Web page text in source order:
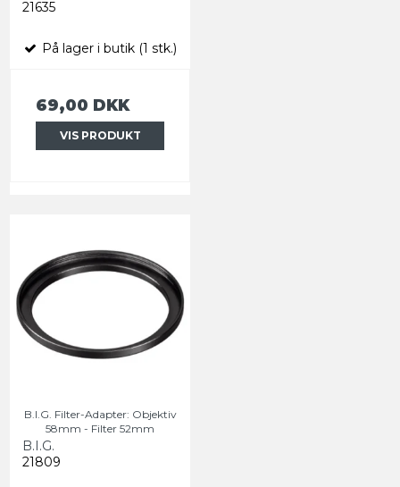
21635
På lager i butik (1 stk.)
69,00 DKK
VIS PRODUKT
B.I.G. Filter-Adapter: Objektiv
58mm - Filter 52mm
B.I.G.
21809